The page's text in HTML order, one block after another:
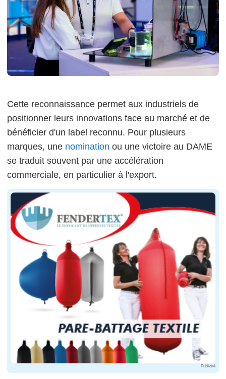
Cette reconnaissance permet aux industriels de
positionner leurs innovations face au marché et de
bénéficier d'un label reconnu. Pour plusieurs
marques, une nomination ou une victoire au DAME
se traduit souvent par une accélération
commerciale, en particulier à l'export.
Publicité